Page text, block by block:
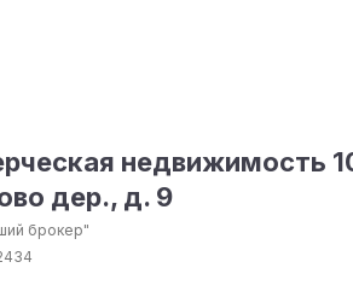
недвижимость
дер., д. 9
брокер"